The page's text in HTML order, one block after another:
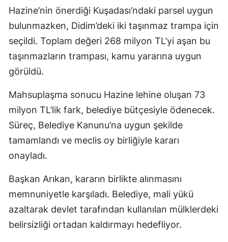
Hazine’nin önerdiği Kuşadası’ndaki parsel uygun
bulunmazken, Didim’deki iki taşınmaz trampa için
seçildi. Toplam değeri 268 milyon TL’yi aşan bu
taşınmazların trampası, kamu yararına uygun
görüldü.
Mahsuplaşma sonucu Hazine lehine oluşan 73
milyon TL’lik fark, belediye bütçesiyle ödenecek.
Süreç, Belediye Kanunu’na uygun şekilde
tamamlandı ve meclis oy birliğiyle kararı
onayladı.
Başkan Arıkan, kararın birlikte alınmasını
memnuniyetle karşıladı. Belediye, mali yükü
azaltarak devlet tarafından kullanılan mülklerdeki
belirsizliği ortadan kaldırmayı hedefliyor.